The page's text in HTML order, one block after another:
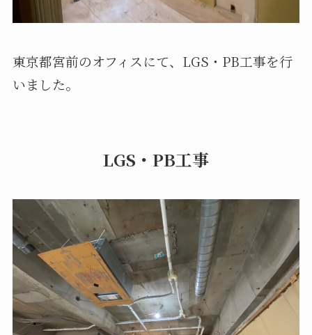
お問い合わせフォーム
LINEお問い合わせ
東京都宮前のオフィスにて、LGS・PB工事を行
いました。
LGS・PB工事